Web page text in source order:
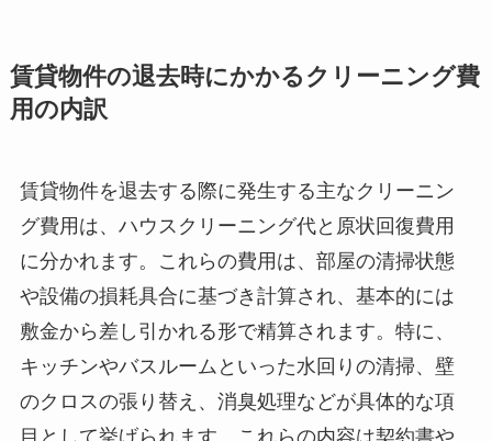
賃貸物件の退去時にかかるクリーニング費
用の内訳
賃貸物件を退去する際に発生する主なクリーニン
グ費用は、ハウスクリーニング代と原状回復費用
に分かれます。これらの費用は、部屋の清掃状態
や設備の損耗具合に基づき計算され、基本的には
敷金から差し引かれる形で精算されます。特に、
キッチンやバスルームといった水回りの清掃、壁
のクロスの張り替え、消臭処理などが具体的な項